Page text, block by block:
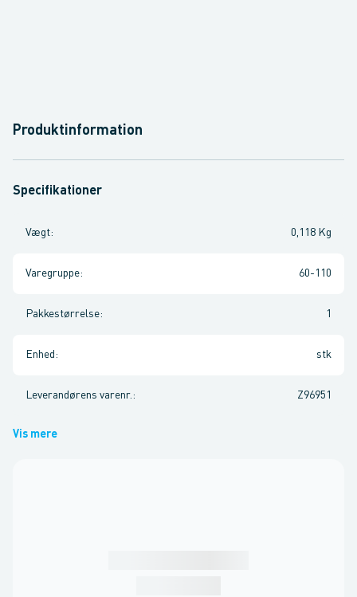
Produktinformation
Specifikationer
Vægt: 0,118 Kg
Varegruppe: 60-110
Pakkestørrelse: 1
Enhed : stk
Leverandørens varenr. : Z96951
Vis mere